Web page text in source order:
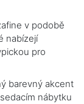
v podobě
nabízejí
pro
barevný akcent
nábytku